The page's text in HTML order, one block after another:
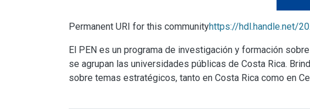
Permanent URI for this communityhttps://hdl.handle.net/
El PEN es un programa de investigación y formación
se agrupan las universidades públicas de Costa Rica.
sobre temas estratégicos, tanto en Costa Rica como en